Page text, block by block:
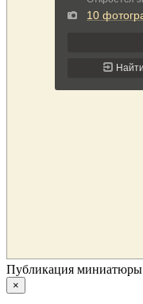
Публикация миниатюры
×